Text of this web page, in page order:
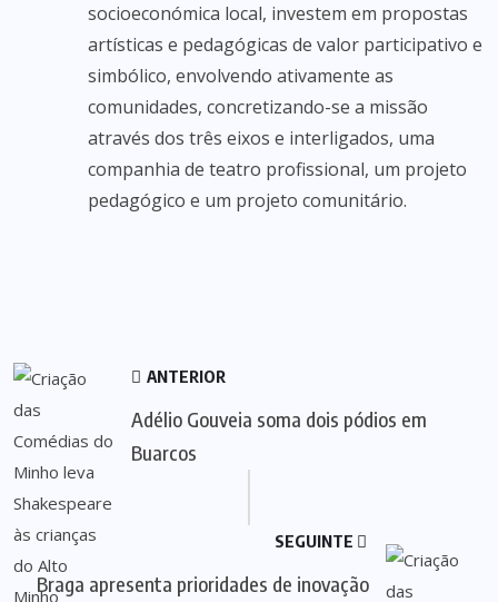
socioeconómica local, investem em propostas
artísticas e pedagógicas de valor participativo e
simbólico, envolvendo ativamente as
comunidades, concretizando-se a missão
através dos três eixos e interligados, uma
companhia de teatro profissional, um projeto
pedagógico e um projeto comunitário.
ANTERIOR
Adélio Gouveia soma dois pódios em
Buarcos
SEGUINTE
Braga apresenta prioridades de inovação